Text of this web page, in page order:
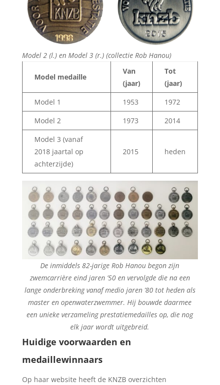
Model 2 (l.) en Model 3 (r.) (collectie Rob Hanou)
Model medaille
Van
(jaar)
Tot
(jaar)
Model 1
1953
1972
Model 2
1973
2014
Model 3 (vanaf
2018 jaartal op
achterzijde)
2015 heden
De inmiddels 82-jarige Rob Hanou begon zijn
zwemcarrière eind jaren ’50 en vervolgde die na een
lange onderbreking vanaf medio jaren ’80 tot heden als
master en openwaterzwemmer. Hij bouwde daarmee
een unieke verzameling prestatiemedailles op, die nog
elk jaar wordt uitgebreid.
Huidige voorwaarden en
medaillewinnaars
Op haar website heeft de KNZB overzichten